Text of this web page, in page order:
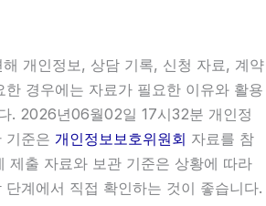
해 개인정보, 상담 기록, 신청 자료, 계약
경우에는 자료가 필요한 이유와 활용
. 2026년06월02일 17시32분 개인정
기준은 개인정보보호위원회 자료를 참
제출 자료와 보관 기준은 상황에 따라
계에서 직접 확인하는 것이 좋습니다.